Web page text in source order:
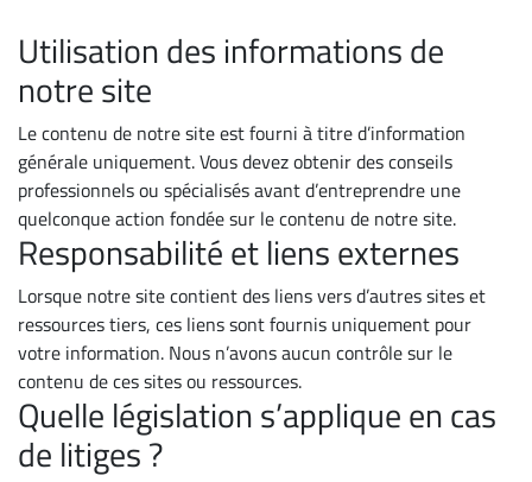
Utilisation des informations de
notre site
Le contenu de notre site est fourni à titre d’information
générale uniquement. Vous devez obtenir des conseils
professionnels ou spécialisés avant d’entreprendre une
quelconque action fondée sur le contenu de notre site.
Responsabilité et liens externes
Lorsque notre site contient des liens vers d’autres sites et
ressources tiers, ces liens sont fournis uniquement pour
votre information. Nous n’avons aucun contrôle sur le
contenu de ces sites ou ressources.
Quelle législation s’applique en cas
de litiges ?